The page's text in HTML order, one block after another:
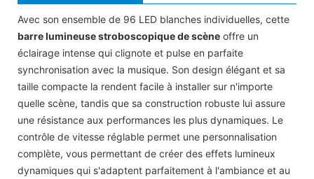
Avec son ensemble de 96 LED blanches individuelles, cette
barre lumineuse stroboscopique de scène offre un
éclairage intense qui clignote et pulse en parfaite
synchronisation avec la musique. Son design élégant et sa
taille compacte la rendent facile à installer sur n'importe
quelle scène, tandis que sa construction robuste lui assure
une résistance aux performances les plus dynamiques. Le
contrôle de vitesse réglable permet une personnalisation
complète, vous permettant de créer des effets lumineux
dynamiques qui s'adaptent parfaitement à l'ambiance et au